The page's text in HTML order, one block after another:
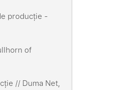
producție -
of
// Duma Net,